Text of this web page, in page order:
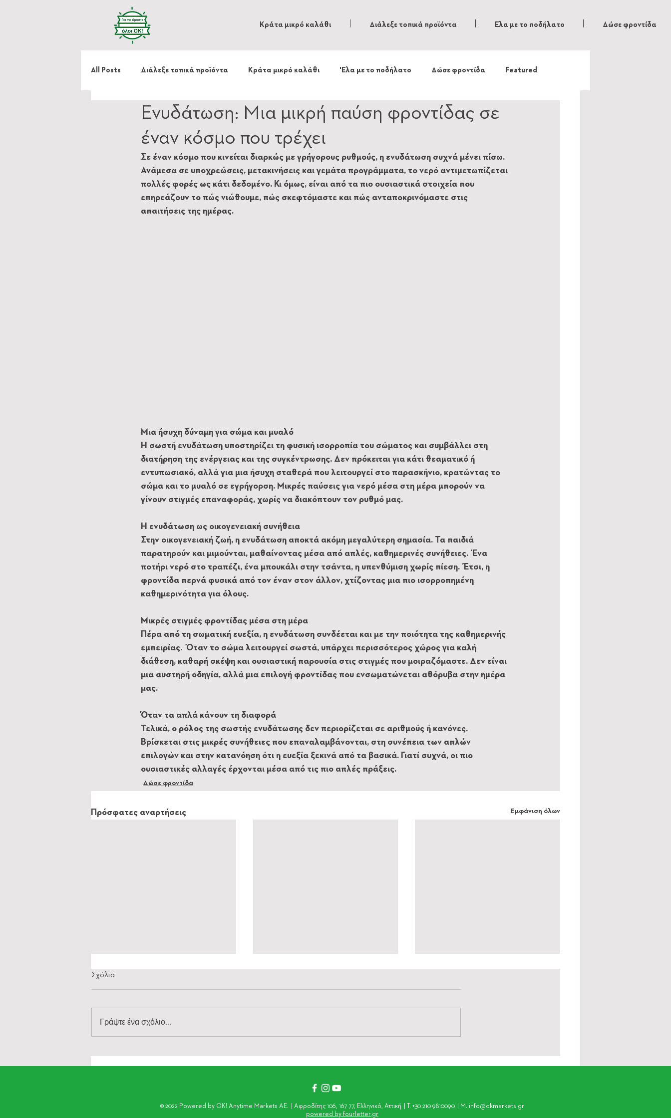
Κράτα μικρό καλάθι Διάλεξε τοπικά προϊόντα Ελα με το ποδήλατο Δώσε φροντίδα
All Posts Διάλεξε τοπικά προϊόντα Κράτα μικρό καλάθι 'Ελα με το ποδήλατο Δώσε φροντίδα Featured
Κράτα μου το χέρι
Ενυδάτωση: Μια μικρή παύση φροντίδας σε
έναν κόσμο που τρέχει
Σε έναν κόσμο που κινείται διαρκώς με γρήγορους ρυθμούς, η ενυδάτωση συχνά μένει πίσω.
Ανάμεσα σε υποχρεώσεις, μετακινήσεις και γεμάτα προγράμματα, το νερό αντιμετωπίζεται
πολλές φορές ως κάτι δεδομένο. Κι όμως, είναι από τα πιο ουσιαστικά στοιχεία που
επηρεάζουν το πώς νιώθουμε, πώς σκεφτόμαστε και πώς ανταποκρινόμαστε στις
απαιτήσεις της ημέρας.
Μια ήσυχη δύναμη για σώμα και μυαλό
Η σωστή ενυδάτωση υποστηρίζει τη φυσική ισορροπία του σώματος και συμβάλλει στη
διατήρηση της ενέργειας και της συγκέντρωσης. Δεν πρόκειται για κάτι θεαματικό ή
εντυπωσιακό, αλλά για μια ήσυχη σταθερά που λειτουργεί στο παρασκήνιο, κρατώντας το
σώμα και το μυαλό σε εγρήγορση. Μικρές παύσεις για νερό μέσα στη μέρα μπορούν να
γίνουν στιγμές επαναφοράς, χωρίς να διακόπτουν τον ρυθμό μας.
Η ενυδάτωση ως οικογενειακή συνήθεια
Στην οικογενειακή ζωή, η ενυδάτωση αποκτά ακόμη μεγαλύτερη σημασία. Τα παιδιά
παρατηρούν και μιμούνται, μαθαίνοντας μέσα από απλές, καθημερινές συνήθειες. Ένα
ποτήρι νερό στο τραπέζι, ένα μπουκάλι στην τσάντα, η υπενθύμιση χωρίς πίεση. Έτσι, η
φροντίδα περνά φυσικά από τον έναν στον άλλον, χτίζοντας μια πιο ισορροπημένη
καθημερινότητα για όλους.
Μικρές στιγμές φροντίδας μέσα στη μέρα
Πέρα από τη σωματική ευεξία, η ενυδάτωση συνδέεται και με την ποιότητα της καθημερινής
εμπειρίας. Όταν το σώμα λειτουργεί σωστά, υπάρχει περισσότερος χώρος για καλή
διάθεση, καθαρή σκέψη και ουσιαστική παρουσία στις στιγμές που μοιραζόμαστε. Δεν είναι
μια αυστηρή οδηγία, αλλά μια επιλογή φροντίδας που ενσωματώνεται αθόρυβα στην ημέρα
μας.
Όταν τα απλά κάνουν τη διαφορά
Τελικά, ο ρόλος της σωστής ενυδάτωσης δεν περιορίζεται σε αριθμούς ή κανόνες.
Βρίσκεται στις μικρές συνήθειες που επαναλαμβάνονται, στη συνέπεια των απλών
επιλογών και στην κατανόηση ότι η ευεξία ξεκινά από τα βασικά. Γιατί συχνά, οι πιο
ουσιαστικές αλλαγές έρχονται μέσα από τις πιο απλές πράξεις.
Δώσε φροντίδα
Πρόσφατες αναρτήσεις Εμφάνιση όλων
Σχόλια
Γράψτε ένα σχόλιο...
© 2022 Powered by OK! Anytime Markets AE. | Αφροδίτης 106, 167 77, Ελληνικό, Αττική | T. +30 210 9810090 | M. info@okmarkets.gr
powered by fourletter.gr